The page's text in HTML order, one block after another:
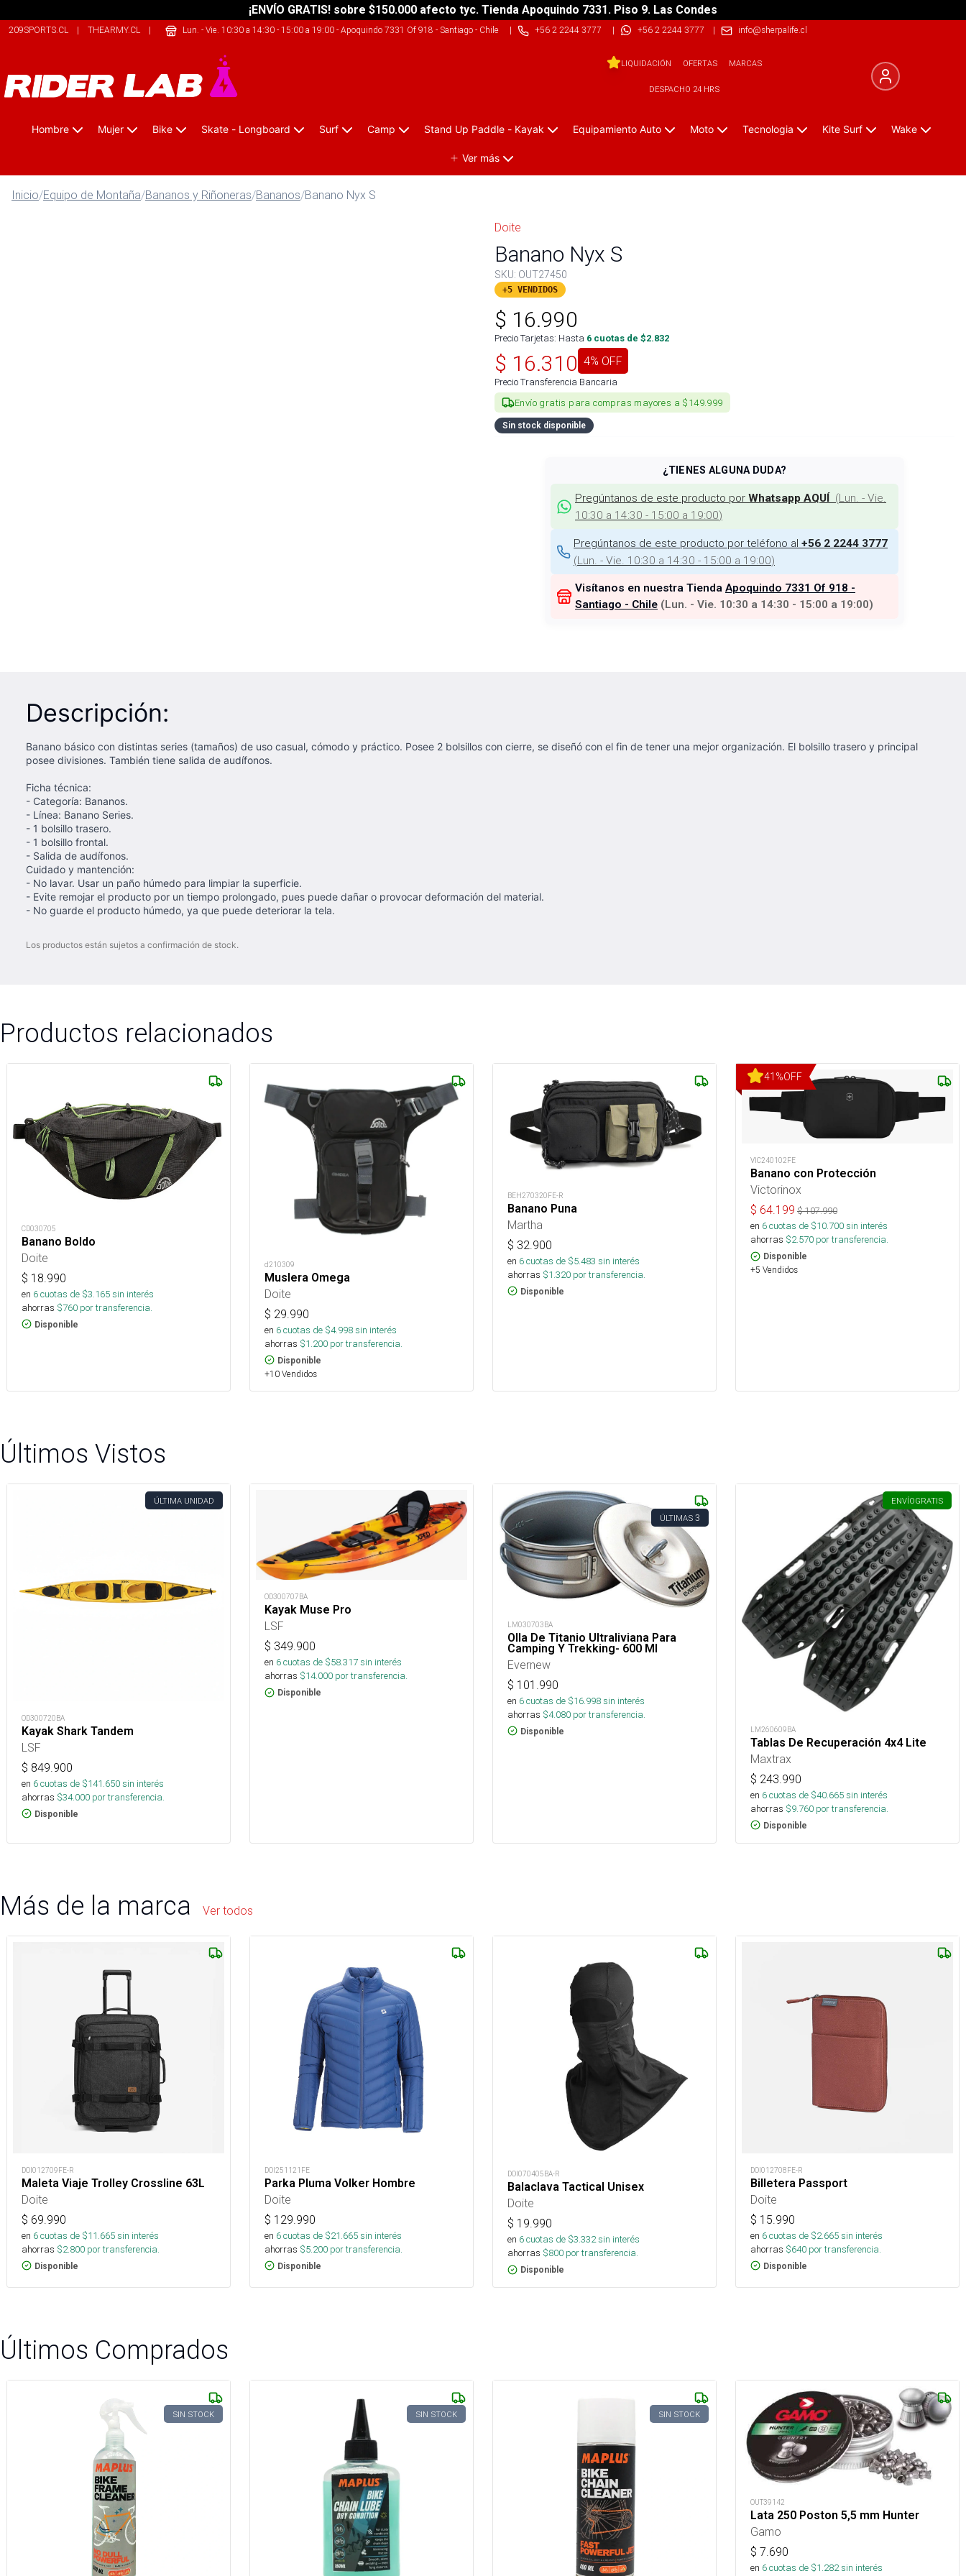
¡ENVÍO GRATIS! sobre $150.000 afecto tyc. Tienda Apoquindo 7331. Piso 9. Las Condes
209SPORTS.CL | THEARMY.CL | SAFELIFE.CL
Lun. - Vie. 10:30 a 14:30 - 15:00 a 19:00- Apoquindo 7331 Of 918 - Santiago - Chile| +56 2 2244 3777 | +56 2 2244 3777 | info@sherpalife.cl
LIQUIDACIÓN OFERTAS MARCAS
DESPACHO 24 HRS
Hombre Mujer Bike Skate - Longboard Surf Camp Stand Up Paddle - Kayak Equipamiento Auto Moto Tecnologia Kite Surf Wake
Ver más
Inicio/Equipo de Montaña/Bananos y Riñoneras/Bananos/Banano Nyx S
Doite
Banano Nyx S
SKU: OUT27450
+5 VENDIDOS
$ 16.990
Precio Tarjetas: Hasta 6 cuotas de $2.832
$ 16.310 4% OFF
Precio Transferencia Bancaria
Envío gratis para compras mayores a $149.999
Sin stock disponible
¿TIENES ALGUNA DUDA?
Pregúntanos de este producto por Whatsapp AQUÍ (Lun. - Vie.
10:30 a 14:30 - 15:00 a 19:00)
Pregúntanos de este producto por teléfono al +56 2 2244 3777
(Lun. - Vie. 10:30 a 14:30 - 15:00 a 19:00)
Visítanos en nuestra Tienda Apoquindo 7331 Of 918 -
Santiago - Chile (Lun. - Vie. 10:30 a 14:30 - 15:00 a 19:00)
Descripción:
Banano básico con distintas series (tamaños) de uso casual, cómodo y práctico. Posee 2 bolsillos con cierre, se diseñó con el fin de tener una mejor organización. El bolsillo trasero y principal
posee divisiones. También tiene salida de audífonos.
Ficha técnica:
- Categoría: Bananos.
- Línea: Banano Series.
- 1 bolsillo trasero.
- 1 bolsillo frontal.
- Salida de audífonos.
Cuidado y mantención:
- No lavar. Usar un paño húmedo para limpiar la superficie.
- Evite remojar el producto por un tiempo prolongado, pues puede dañar o provocar deformación del material.
- No guarde el producto húmedo, ya que puede deteriorar la tela.
Los productos están sujetos a confirmación de stock.
Productos relacionados
CD030705
Banano Boldo
Doite
$ 18.990
en 6cuotas de $3.165sin interés
ahorras $760 por transferencia.
Disponible
d210309
Muslera Omega
Doite
$ 29.990
en 6cuotas de $4.998sin interés
ahorras $1.200 por transferencia.
Disponible
+10 Vendidos
BEH270320FE-R
Banano Puna
Martha
$ 32.900
en 6cuotas de $5.483 sin interés
ahorras $1.320 por transferencia.
Disponible
41 %OFF
VIC240102FE
Banano con Protección
Victorinox
$ 64.199 $107.990
en 6cuotas de $10.700sin interés
ahorras $2.570 por transferencia.
Disponible
+5 Vendidos
Últimos Vistos
ÚLTIMA UNIDAD
OD300720BA
Kayak Shark Tandem
LSF
$ 849.900
en 6cuotas de $141.650sin interés
ahorras $34.000 por transferencia.
Disponible
OD300707BA
Kayak Muse Pro
LSF
$ 349.900
en 6cuotas de $58.317sin interés
ahorras $14.000 por transferencia.
Disponible
ÚLTIMAS 3
LM030703BA
Olla De Titanio Ultraliviana Para
Camping Y Trekking- 600 Ml
Evernew
$ 101.990
en 6cuotas de $16.998sin interés
ahorras $4.080 por transferencia.
Disponible
ENVÍOGRATIS
LM260609BA
Tablas De Recuperación 4x4 Lite
Maxtrax
$ 243.990
en 6cuotas de $40.665sin interés
ahorras $9.760 por transferencia.
Disponible
Más de la marca Ver todos
DOI012709FE-R
Maleta Viaje Trolley Crossline 63L
Doite
$ 69.990
en 6cuotas de $11.665sin interés
ahorras $2.800 por transferencia.
Disponible
DOI251121FE
Parka Pluma Volker Hombre
Doite
$ 129.990
en 6cuotas de $21.665sin interés
ahorras $5.200 por transferencia.
Disponible
DOI070405BA-R
Balaclava Tactical Unisex
Doite
$ 19.990
en 6cuotas de $3.332sin interés
ahorras $800 por transferencia.
Disponible
DOI012708FE-R
Billetera Passport
Doite
$ 15.990
en 6cuotas de $2.665sin interés
ahorras $640 por transferencia.
Disponible
Últimos Comprados
SIN STOCK SIN STOCK SIN STOCK
OUT39142
Lata 250 Poston 5,5 mm Hunter
Gamo
$ 7.690
en 6cuotas de $1.282sin interés